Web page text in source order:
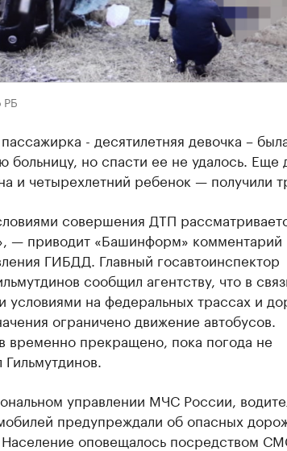
РБ
- десятилетняя девочка –
больницу, но спасти ее не удалось. Еще
и четырехлетний ребенок — получили
совершения ДТП
— приводит «Башинформ» комментарий
ГИБДД. Главный госавтоинспектор
сообщил агентству, что в
на федеральных трассах и
ограничено движение автобусов.
временно прекращено, пока погода не
управлении МЧС России,
предупреждали об опасных
оповещалось посредством